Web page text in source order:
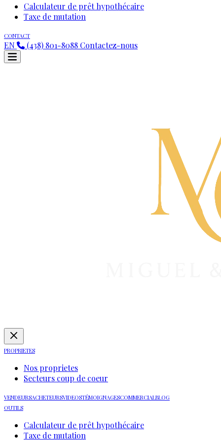
Calculateur de prêt hypothécaire
Taxe de mutation
CONTACT
EN (438) 801-8088 Contactez-nous
PROPRIETES
Nos proprietes
Secteurs coup de coeur
VENDEURSACHETEURSVIDEOSTÉMOIGNAGESCOMMERCIALBLOG
OUTILS
Calculateur de prêt hypothécaire
Taxe de mutation